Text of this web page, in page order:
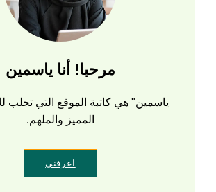
مرحبا! أنا ياسمين
ياسمين" هي كاتبة الموقع التي تجلب
المميز والملهم.
اعرفني